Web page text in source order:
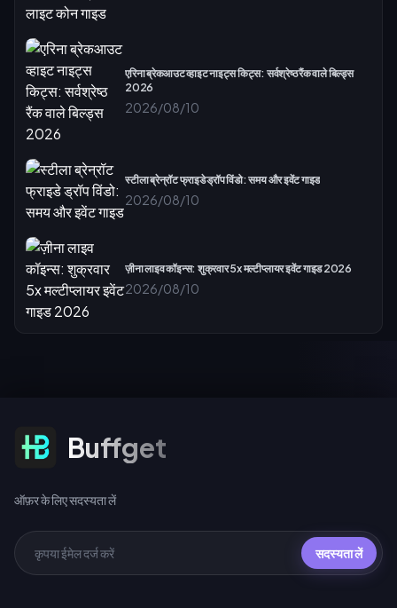
एरिना ब्रेकआउट व्हाइट नाइट्स किट्स: सर्वश्रेष्ठ रैंक वाले बिल्ड्स
2026
2026/08/10
स्टीला ब्रेन्रॉट फ्राइडे ड्रॉप विंडो: समय और इवेंट गाइड
2026/08/10
ज़ीना लाइव कॉइन्स: शुक्रवार 5x मल्टीप्लायर इवेंट गाइड 2026
2026/08/10
ऑफ़र के लिए सदस्यता लेंBuffget
ऑफ़र के लिए सदस्यता लें
सदस्यता लें